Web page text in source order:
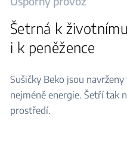
Šetrná k
i k peněžence
Sušičky Beko jsou
nejméně energie. Šetří tak
prostředí.